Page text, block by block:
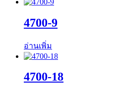
4700-9
อ่านเพิ่ม
4700-18